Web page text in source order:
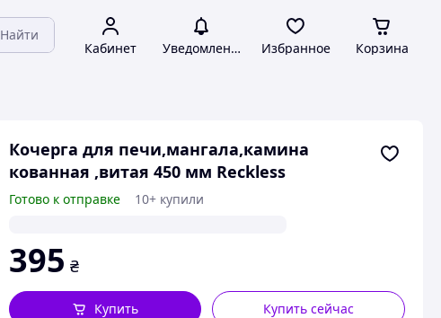
Найти
Кабинет Уведомления Избранное Корзина
Кочерга для печи,мангала,камина
кованная ,витая 450 мм Reckless
Готово к отправке 10+ купили
395 ₴
Купить сейчас
Купить